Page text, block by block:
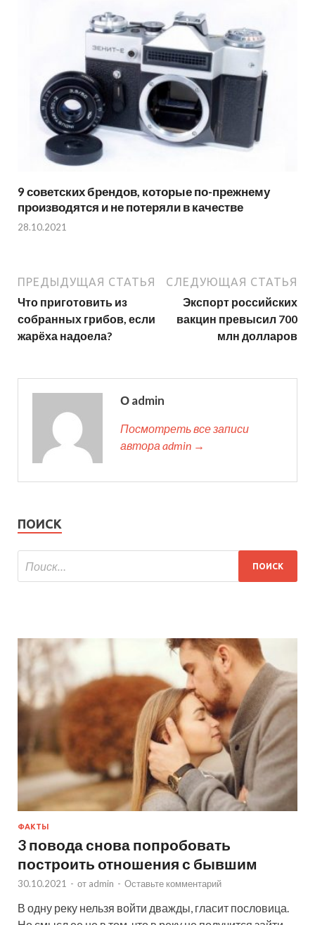
9 советских брендов, которые по-прежнему
производятся и не потеряли в качестве
28.10.2021
ПРЕДЫДУЩАЯ СТАТЬЯ
Что приготовить из
собранных грибов, если
жарёха надоела?
СЛЕДУЮЩАЯ СТАТЬЯ
Экспорт российских
вакцин превысил 700
млн долларов
О admin
Посмотреть все записи
автора admin →
ПОИСК
ФАКТЫ
3 повода снова попробовать
построить отношения с бывшим
30.10.2021 - от admin - Оставьте комментарий
В одну реку нельзя войти дважды, гласит пословица.